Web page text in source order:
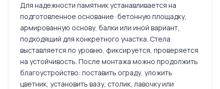
Для надежности памятник устанавливается на
подготовленное основание: бетонную площадку,
армированную основу, балки или иной вариант,
подходящий для конкретного участка. Стела
выставляется по уровню, фиксируется, проверяется
на устойчивость. После монтажа можно продолжить
благоустройство: поставить ограду, уложить
цветник, установить вазу, столик, лавочку или